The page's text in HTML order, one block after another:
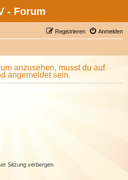
- Forum
Anmelden
Registrieren
anzusehen, musst du auf
angemeldet sein.
Sitzung verbergen